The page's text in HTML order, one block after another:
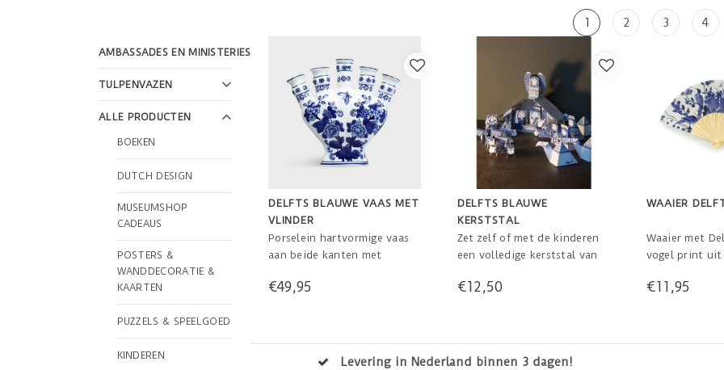
1 2 3 4
AMBASSADES EN MINISTERIES
TULPENVAZEN
ALLE PRODUCTEN
BOEKEN
DUTCH DESIGN
MUSEUMSHOP
CADEAUS
POSTERS &
WANDDECORATIE &
KAARTEN
PUZZELS & SPEELGOED
KINDEREN
DELFTS BLAUWE VAAS MET
VLINDER
Porselein hartvormige vaas
aan beide kanten met
Geïnspireerd op de eerste
€49,95
DELFTS BLAUWE
KERSTSTAL
Zet zelf of met de kinderen
een volledige kerststal van
Delfts blauw met glanzend
schaar of lijm nodig.
€12,50
WAAIER
Waaier met
vogel print uit
doosje met
€11,95
Veilig betalen 14 dagen bedenktijd